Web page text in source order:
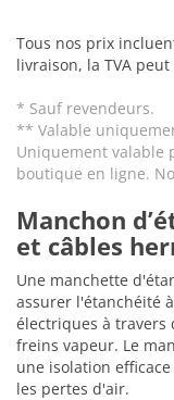
Tous nos prix
livraison, la TVA
* Sauf revendeurs.
** Valable
Uniquement valable
boutique en ligne.
Manchon
et câbles
Une manchette
assurer l'étanchéité
électriques à travers
freins vapeur. Le
une isolation
les pertes d'air.